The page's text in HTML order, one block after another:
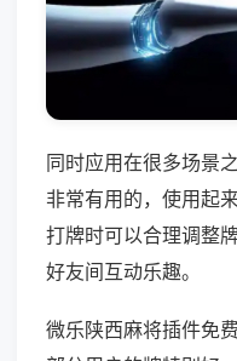
同时应用在很多场景
非常有用的，使用起
打牌时可以合理调整
好友间互动乐趣。
微乐陕西麻将插件免